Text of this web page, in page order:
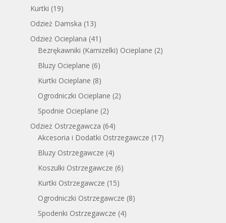
Kurtki (19)
Odzież Damska (13)
Odzież Ocieplana (41)
Bezrękawniki (Kamizelki) Ocieplane (2)
Bluzy Ocieplane (6)
Kurtki Ocieplane (8)
Ogrodniczki Ocieplane (2)
Spodnie Ocieplane (2)
Odzież Ostrzegawcza (64)
Akcesoria i Dodatki Ostrzegawcze (17)
Bluzy Ostrzegawcze (4)
Koszulki Ostrzegawcze (6)
Kurtki Ostrzegawcze (15)
Ogrodniczki Ostrzegawcze (8)
Spodenki Ostrzegawcze (4)